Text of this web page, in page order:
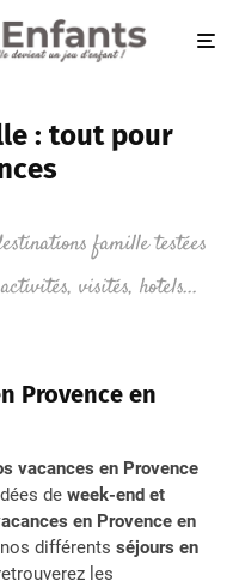
: tout pour
famille testées
visités, hotels...
Provence en
vacances en Provence
de week-end et
en Provence en
différents séjours en
les